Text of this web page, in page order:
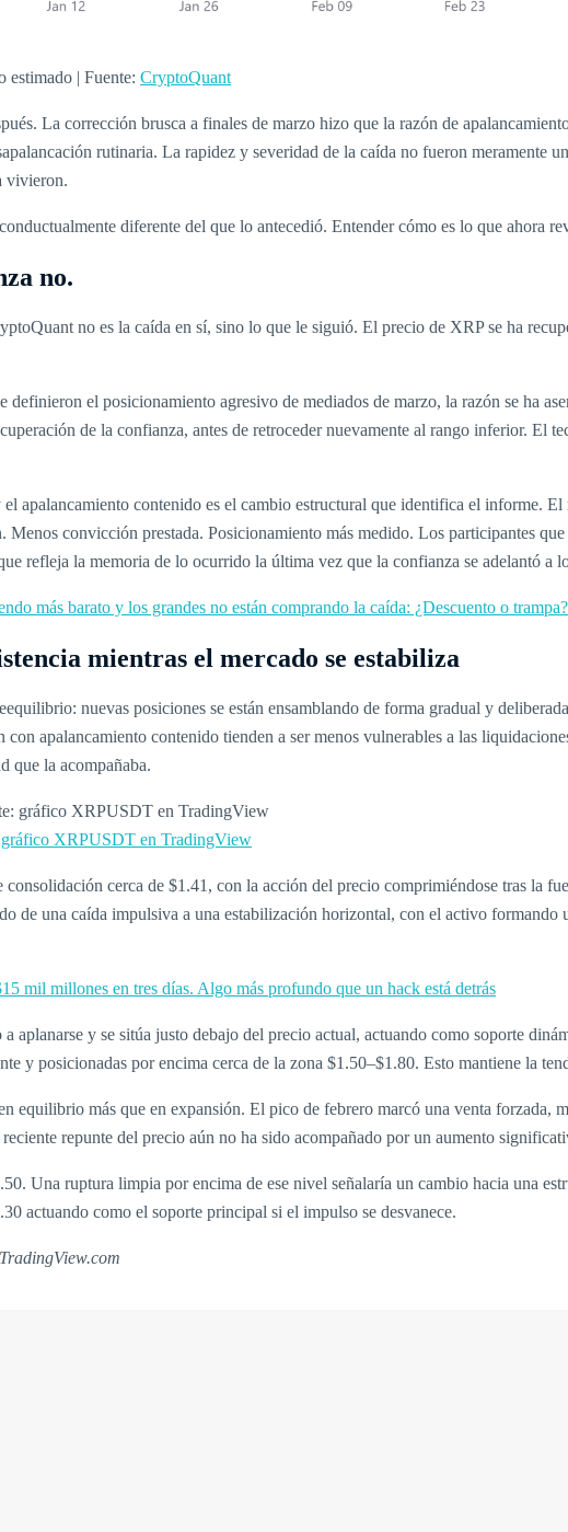
estimado | Fuente: CryptoQuant
La corrección brusca a finales de marzo hizo que la razón de
rutinaria. La rapidez y severidad de la caída no fueron meramente
vivieron.
diferente del que lo antecedió. Entender cómo es lo que ahora
no.
no es la caída en sí, sino lo que le siguió. El precio de XRP se ha
el posicionamiento agresivo de mediados de marzo, la razón se ha
de la confianza, antes de retroceder nuevamente al rango inferior. El
apalancamiento contenido es el cambio estructural que identifica el informe.
Menos convicción prestada. Posicionamiento más medido. Los participantes
refleja la memoria de lo ocurrido la última vez que la confianza se adelantó a
más barato y los grandes no están comprando la caída: ¿Descuento o trampa?
mientras el mercado se estabiliza
nuevas posiciones se están ensamblando de forma gradual y
apalancamiento contenido tienden a ser menos vulnerables a las
que la acompañaba.
gráfico XRPUSDT en TradingView
cerca de $1.41, con la acción del precio comprimiéndose tras la
de una caída impulsiva a una estabilización horizontal, con el activo
mil millones en tres días. Algo más profundo que un hack está detrás
aplanarse y se sitúa justo debajo del precio actual, actuando como soporte
y posicionadas por encima cerca de la zona $1.50–$1.80. Esto mantiene la
equilibrio más que en expansión. El pico de febrero marcó una venta forzada,
repunte del precio aún no ha sido acompañado por un aumento
Una ruptura limpia por encima de ese nivel señalaría un cambio hacia una
actuando como el soporte principal si el impulso se desvanece.